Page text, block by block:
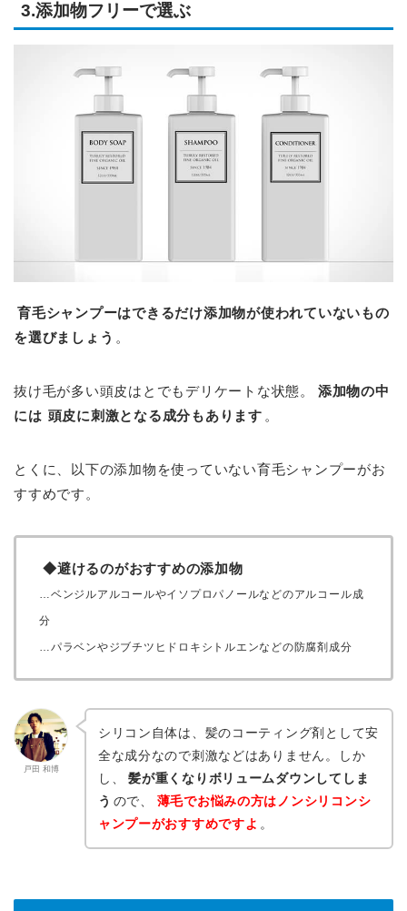
3.添加物フリーで選ぶ
育毛シャンプーはできるだけ添加物が使われていないもの
を選びましょう 。
抜け毛が多い頭皮はとでもデリケートな状態。
添加物の中
には 頭皮に刺激となる成分もあります 。
とくに、以下の添加物を使っていない育毛シャンプーがお
すすめです。
◆避けるのがおすすめの添加物
…ベンジルアルコールやイソプロパノールなどのアルコール成
分
…パラベンやジブチツヒドロキシトルエンなどの防腐剤成分
戸田 和博
シリコン自体は、髪のコーティング剤として安
全な成分なので刺激などはありません。しか
し、
髪が重くなりボリュームダウンしてしま
う ので、
薄毛でお悩みの方はノンシリコンシ
ャンプーがおすすめですよ 。